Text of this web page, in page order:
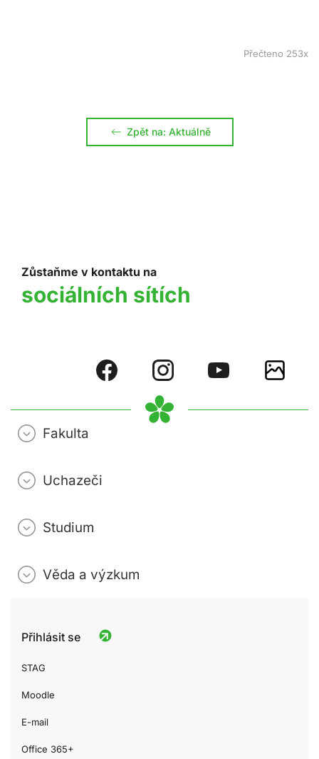
Přečteno 253x
Zpět na: Aktuálně
Zůstaňme v kontaktu na
sociálních sítích
Fakulta
Uchazeči
Studium
Věda a výzkum
Přihlásit se
STAG
Moodle
E-mail
Office 365+